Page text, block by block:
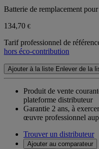
Batterie de remplacement
134,70 €
Tarif professionnel de
hors éco-contribution
Ajouter à la liste Enlever de la
Produit de vente
plateforme distributeur
Garantie 2 ans, à
œuvre professionnel
Trouver un distributeur
Ajouter au comparateur